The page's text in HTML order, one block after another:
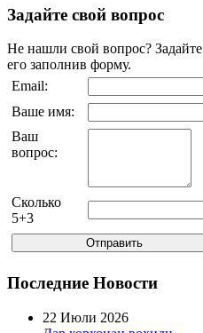
Задайте свой вопрос
Не нашли свой вопрос? Задайте
его заполнив форму.
Email:
Ваше имя:
Ваш
вопрос:
Сколько
5+3
Последние Новости
22 Июли 2026